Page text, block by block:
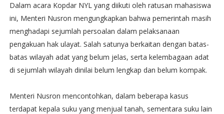
Dalam acara Kopdar NYL yang diikuti oleh ratusan mahasiswa
ini, Menteri Nusron mengungkapkan bahwa pemerintah masih
menghadapi sejumlah persoalan dalam pelaksanaan
pengakuan hak ulayat. Salah satunya berkaitan dengan batas-
batas wilayah adat yang belum jelas, serta kelembagaan adat
di sejumlah wilayah dinilai belum lengkap dan belum kompak.
Menteri Nusron mencontohkan, dalam beberapa kasus
terdapat kepala suku yang menjual tanah, sementara suku lain